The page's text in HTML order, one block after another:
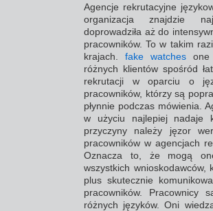
Agencje rekrutacyjne
organizacja znajdzie
doprowadziła aż do
pracowników. To w takim
krajach. fake watchesone
różnych klientów spośród
rekrutacji w oparciu o
pracowników, którzy są
płynnie podczas mówienia.
w użyciu najlepiej nadaje
przyczyny należy jęzor
pracowników w agencjach
Oznacza to, że mogą
wszystkich
plus skutecznie
pracowników. Pracownicy
różnych języków. Oni